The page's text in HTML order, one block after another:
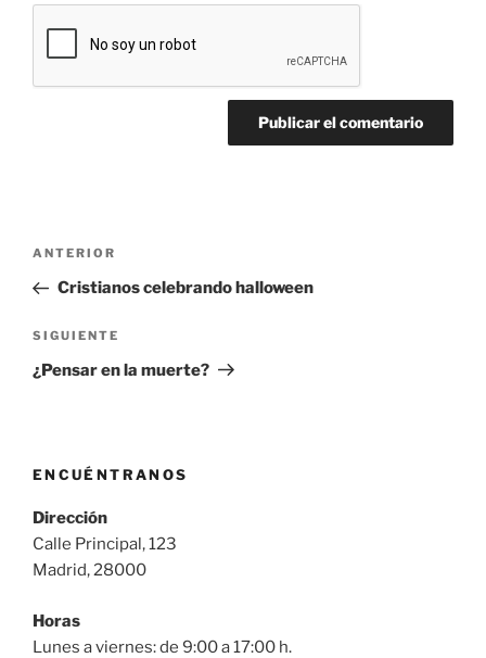
Navegación
entradas
Entrada
anterior:
ANTERIOR
Cristianos celebrando halloween
Siguiente
entrada
SIGUIENTE
¿Pensar en la muerte?
ENCUÉNTRANOS
Dirección
Calle Principal, 123
Madrid, 28000
Horas
Lunes a viernes: de 9:00 a 17:00 h.